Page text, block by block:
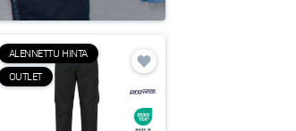
ALENNETTU HINTA
OUTLET